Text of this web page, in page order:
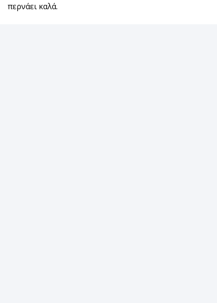
περνάει καλά.